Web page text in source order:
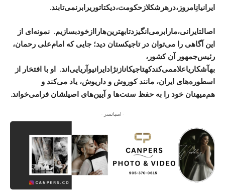
ایرانیانِامروز،در هر شکلاز حکومت،دیکتاتوریرابرنمی‌تابند.
اصالتایرانی،مارابرمی‌انگیزدتابهترین‌هارااز خودبسازیم. نمونه‌ای از
این آگاهی را می‌توان در تاجیکستان دید؛ جایی که امام‌علی رحمان،
رئیس‌جمهور آن کشور،
بهآشکاریاعلاممی‌کندکهتاجیکاناز نژادایرانیوآریایی‌اند. او با افتخار از
اسطوره‌های ایران، مانند کوروش و داریوش، یاد می‌کند و
هم‌میهنان خود را به حفظ سنت‌ها و آیین‌های اصیلشان فرامی‌خواند.
- اسپانسر -